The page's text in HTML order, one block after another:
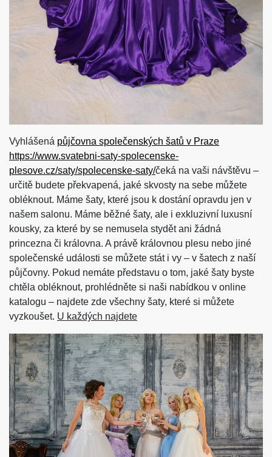
Vyhlášená půjčovna společenských šatů v Praze
https://www.svatebni-saty-spolecenske-
plesove.cz/saty/spolecenske-saty/čeká na vaši návštěvu –
určitě budete překvapená, jaké skvosty na sebe můžete
obléknout. Máme šaty, které jsou k dostání opravdu jen v
našem salonu. Máme běžné šaty, ale i exkluzivní luxusní
kousky, za které by se nemusela stydět ani žádná
princezna či královna. A právě královnou plesu nebo jiné
společenské události se můžete stát i vy – v šatech z naší
půjčovny. Pokud nemáte představu o tom, jaké šaty byste
chtěla obléknout, prohlédněte si naši nabídkou v online
katalogu – najdete zde všechny šaty, které si můžete
vyzkoušet. U každých najdete